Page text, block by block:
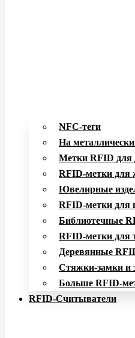
NFC-теги
На
Метки RFID для
RFID-метки для
Ювелирные
RFID-метки для
Библиотечные
RFID-метки для
Деревянные
Стяжки-замки и
Больше RFID-
RFID-Считыватели